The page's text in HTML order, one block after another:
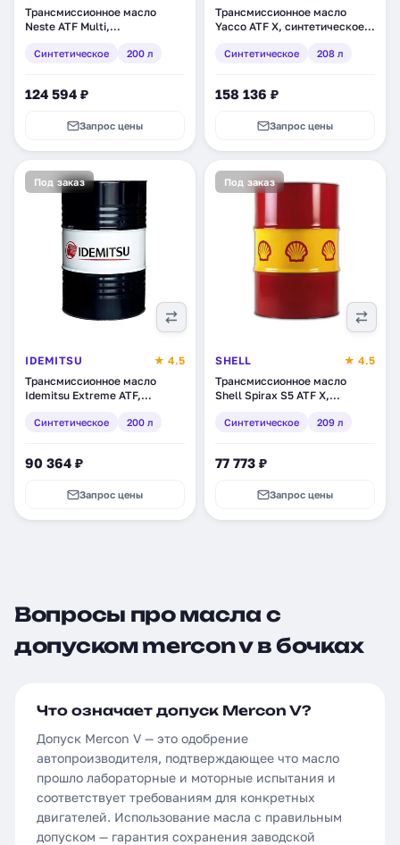
Трансмиссионное масло
Neste ATF Multi,
11)
Синтетическое 200 л
124 594 ₽
Запрос цены
Трансмиссионное масло
Yacco ATF X, синтетическое,
Синтетическое 208 л
158 136 ₽
Запрос цены
Под заказ
IDEMITSU
★ 4.5
Трансмиссионное масло
Idemitsu Extreme ATF,
200)
Синтетическое 200 л
90 364 ₽
Запрос цены
Под заказ
SHELL
★ 4.5
Трансмиссионное масло
Shell Spirax S5 ATF X,
(550028269)
Синтетическое 209 л
77 773 ₽
Запрос цены
Вопросы про масла с
допуском mercon v в бочках
Что означает допуск Mercon V?
Допуск Mercon V — это одобрение
автопроизводителя, подтверждающее что масло
прошло лабораторные и моторные испытания и
соответствует требованиям для конкретных
двигателей. Использование масла с правильным
допуском — гарантия сохранения заводской